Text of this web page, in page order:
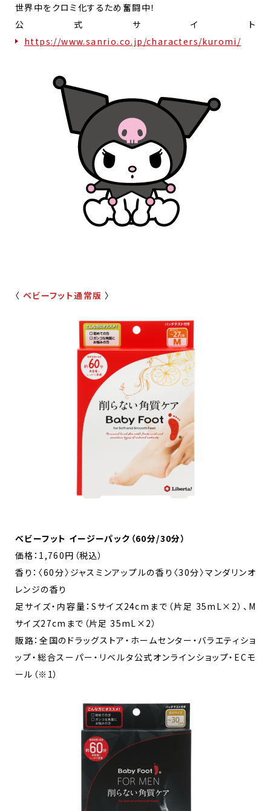
世界中をクロミ化するため奮闘中！
公式サイト
https://www.sanrio.co.jp/characters/kuromi/
〈 ベビーフット通常版 〉
べビーフット イージーパック（60分/30分）
価格：1,760円（税込）
香り：〈60分〉ジャスミンアップルの香り〈30分〉マンダリンオ
レンジの香り
足サイズ・内容量：Sサイズ24cmまで（片足 35mL×2）、M
サイズ27cmまで（片足 35mL×2）
販路：全国のドラッグストア・ホームセンター・バラエティショ
ップ・総合スーパー・リベルタ公式オンラインショップ・ECモ
ール（※1）